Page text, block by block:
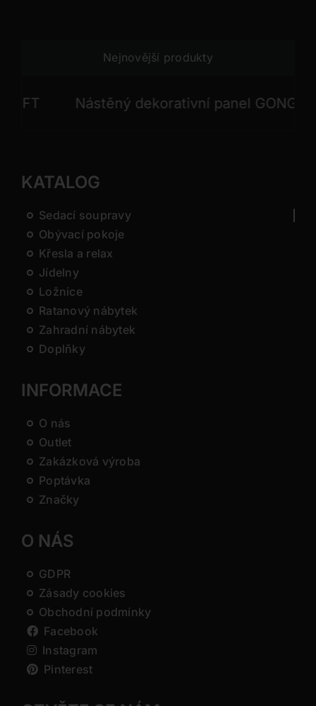
Nejnovější produkty
Nástěný dekorativní panel GONG
KATALOG
Sedací soupravy
Obývací pokoje
Křesla a relax
Jídelny
Ložnice
Ratanový nábytek
Zahradní nábytek
Doplňky
INFORMACE
O nás
Outlet
Zakázková výroba
Poptávka
Značky
O NÁS
GDPR
Zásady cookies
Obchodní podmínky
Facebook
Instagram
Pinterest